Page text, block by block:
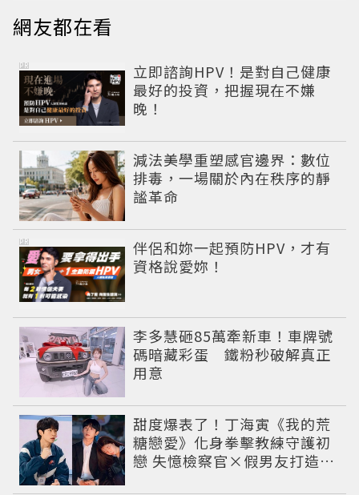
網友都在看
立即諮詢HPV！是對自己健康
最好的投資，把握現在不嫌
晚！
PR
減法美學重塑感官邊界：數位
排毒，一場關於內在秩序的靜
謐革命
伴侶和妳一起預防HPV，才有
資格說愛妳！
PR
李多慧砸85萬牽新車！車牌號
碼暗藏彩蛋 鐵粉秒破解真正
用意
甜度爆表了！丁海寅《我的荒
糖戀愛》化身拳擊教練守護初
戀 失憶檢察官×假男友打造今